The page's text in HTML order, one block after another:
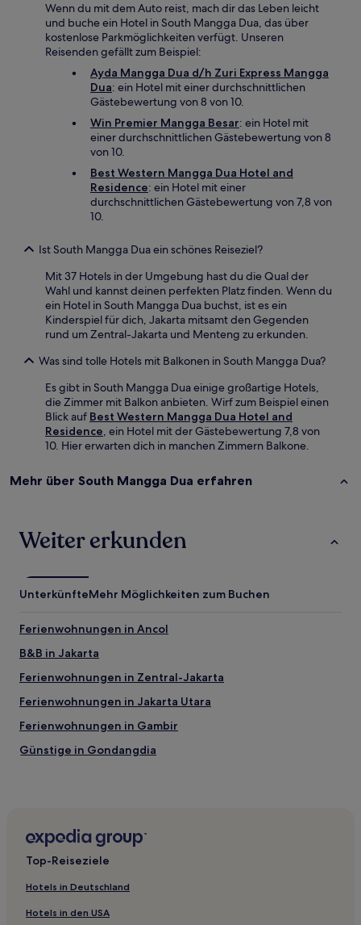
Wenn du mit dem Auto reist, mach dir das Leben leicht
und buche ein Hotel in South Mangga Dua, das über
kostenlose Parkmöglichkeiten verfügt. Unseren
Reisenden gefällt zum Beispiel:
Ayda Mangga Dua d/h Zuri Express Mangga
Dua: ein Hotel mit einer durchschnittlichen
Gästebewertung von 8 von 10.
Win Premier Mangga Besar: ein Hotel mit
einer durchschnittlichen Gästebewertung von 8
von 10.
Best Western Mangga Dua Hotel and
Residence: ein Hotel mit einer
durchschnittlichen Gästebewertung von 7,8 von
10.
Ist South Mangga Dua ein schönes Reiseziel?
Mit 37 Hotels in der Umgebung hast du die Qual der
Wahl und kannst deinen perfekten Platz finden. Wenn du
ein Hotel in South Mangga Dua buchst, ist es ein
Kinderspiel für dich, Jakarta mitsamt den Gegenden
rund um Zentral-Jakarta und Menteng zu erkunden.
Was sind tolle Hotels mit Balkonen in South Mangga Dua?
Es gibt in South Mangga Dua einige großartige Hotels,
die Zimmer mit Balkon anbieten. Wirf zum Beispiel einen
Blick auf Best Western Mangga Dua Hotel and
Residence, ein Hotel mit der Gästebewertung 7,8 von
10. Hier erwarten dich in manchen Zimmern Balkone.
Mehr über South Mangga Dua erfahren
Weiter erkunden
UnterkünfteMehr Möglichkeiten zum Buchen
Ferienwohnungen in Ancol
B&B in Jakarta
Ferienwohnungen in Zentral-Jakarta
Ferienwohnungen in Jakarta Utara
Ferienwohnungen in Gambir
Günstige in Gondangdia
Günstige in Mangga Dua Selatan
Hotels mit Fitnessbereich in Mangga Dua Selatan
Günstige in Jakarta Utara
Familien in Jakarta Utara
Top-Reiseziele
Hotels in Deutschland
Hotels in den USA